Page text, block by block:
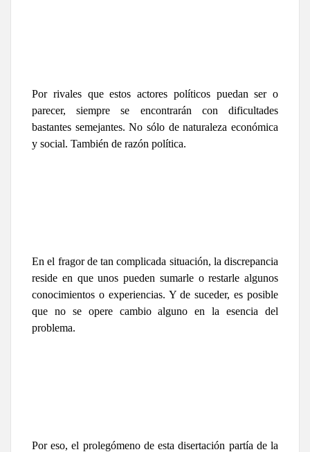
Por rivales que estos actores políticos puedan ser o
parecer, siempre se encontrarán con dificultades
bastantes semejantes. No sólo de naturaleza económica
y social. También de razón política.
En el fragor de tan complicada situación, la discrepancia
reside en que unos pueden sumarle o restarle algunos
conocimientos o experiencias. Y de suceder, es posible
que no se opere cambio alguno en la esencia del
problema.
Por eso, el prolegómeno de esta disertación partía de la